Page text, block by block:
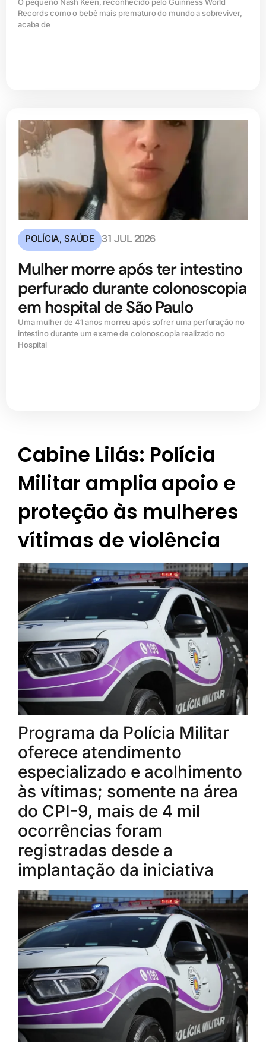
Records como o bebê mais prematuro do mundo a sobreviver,
acaba de
POLÍCIA,SAÚDE 31 JUL 2026
Mulher morre após ter intestino
perfurado durante colonoscopia
em hospital de São Paulo
Uma mulher de 41 anos morreu após sofrer uma perfuração no
intestino durante um exame de colonoscopia realizado no
Hospital
Cabine Lilás: Polícia
Militar amplia apoio e
proteção às mulheres
vítimas de violência
Programa da Polícia Militar
oferece atendimento
especializado e acolhimento
às vítimas; somente na área
do CPI-9, mais de 4 mil
ocorrências foram
registradas desde a
implantação da iniciativa